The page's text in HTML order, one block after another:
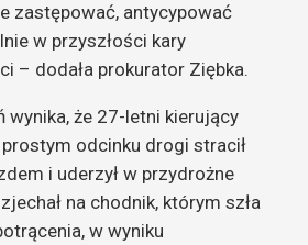
zastępować, antycypować
w przyszłości kary
– dodała prokurator Ziębka.
wynika, że 27-letni kierujący
odcinku drogi stracił
i uderzył w przydrożne
na chodnik, którym szła
w wyniku